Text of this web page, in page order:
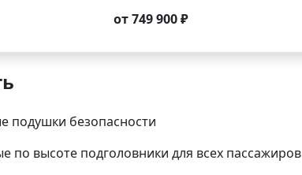
от 749 900 ₽
подушки безопасности
по высоте подголовники для всех пассажиров